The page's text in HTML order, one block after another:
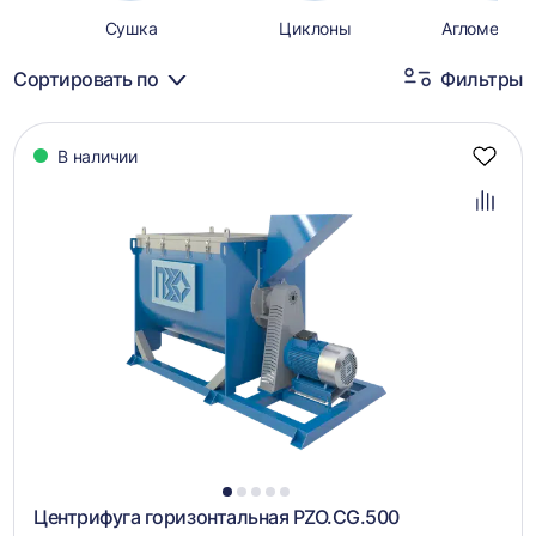
Сушка Циклоны
Сортировать по Фильтры
Каталог
товаров
В наличии
1 2 3 4 5
Центрифуга горизонтальная PZO.CG.500